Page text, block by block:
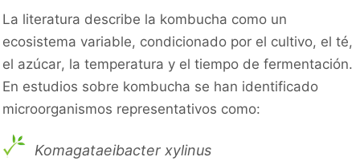
La literatura describe la kombucha como un
ecosistema variable, condicionado por el cultivo, el té,
el azúcar, la temperatura y el tiempo de fermentación.
En estudios sobre kombucha se han identificado
microorganismos representativos como:
Komagataeibacter xylinus